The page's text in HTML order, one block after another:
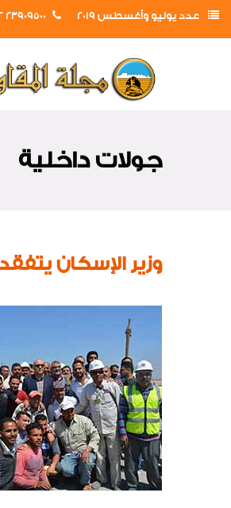
عدد يوليو وأغسطس 2019 23909500 02 2+
جولات داخلية
وزير الإسكان